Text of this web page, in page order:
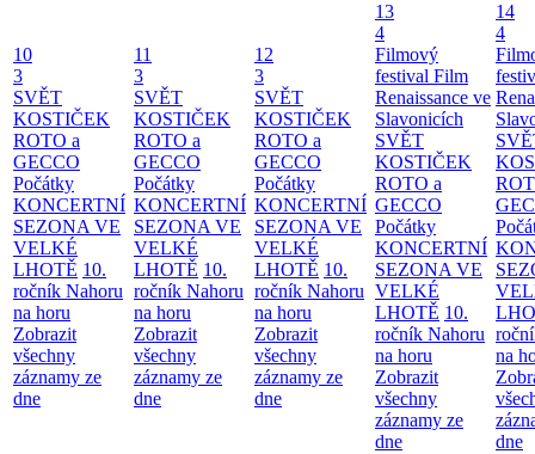
10
3
SVĚT
KOSTIČEK
ROTO a
GECCO
Počátky
KONCERTNÍ
SEZONA VE
VELKÉ
LHOTĚ 10.
ročník Nahoru
na horu
Zobrazit
všechny
záznamy ze
dne
11
3
SVĚT
KOSTIČEK
ROTO a
GECCO
Počátky
KONCERTNÍ
SEZONA VE
VELKÉ
LHOTĚ 10.
ročník Nahoru
na horu
Zobrazit
všechny
záznamy ze
dne
12
3
SVĚT
KOSTIČEK
ROTO a
GECCO
Počátky
KONCERTNÍ
SEZONA VE
VELKÉ
LHOTĚ 10.
ročník Nahoru
na horu
Zobrazit
všechny
záznamy ze
dne
13
4
Filmový
festival Film
Renaissance ve
Slavonicích
SVĚT
KOSTIČEK
ROTO a
GECCO
Počátky
KONCERTNÍ
SEZONA VE
VELKÉ
LHOTĚ 10.
ročník Nahoru
na horu
Zobrazit
všechny
záznamy ze
dne
14
4
na
dne